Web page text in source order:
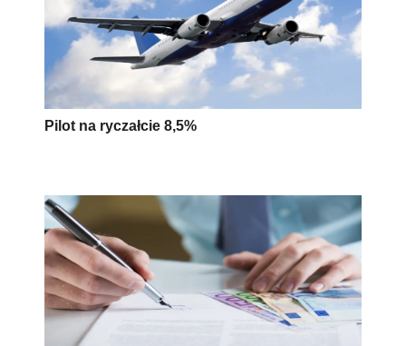
Pilot na ryczałcie 8,5%